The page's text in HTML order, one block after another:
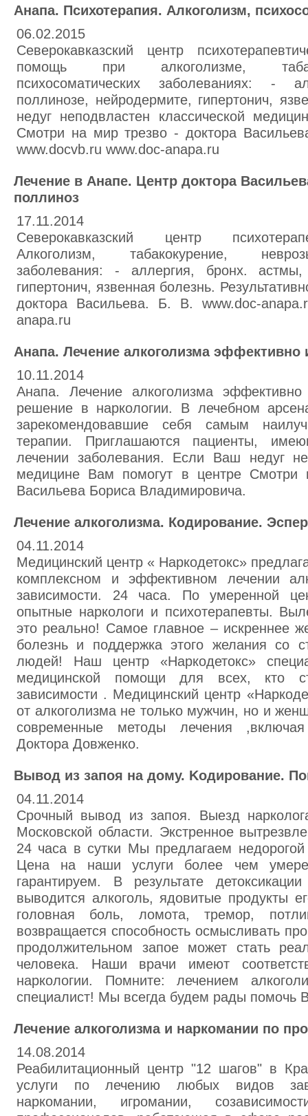
Анапа. Психотерапия. Алкоголизм,
06.02.2015
Северокавказский центр
помощь при алкоголизме,
психосоматических заболеваниях: -
поллинозе, нейродермите, гипертонич,
недуг неподвластен классической
Смотри на мир трезво - доктора
www.docvb.ru www.doc-anapa.ru
Лечение в Анапе. Центр доктора
поллиноз
17.11.2014
Северокавказский центр
Алкоголизм, табакокурение,
заболевания: - аллергия, бронх. астмы,
гипертонич, язвенная болезнь.
доктора Васильева. Б. В. www.doc-
anapa.ru
Анапа. Лечение алкоголизма эффективно
10.11.2014
Анапа. Лечение алкоголизма
решение в наркологии. В лечебном
зарекомендовавшие себя самым
терапии. Приглашаются пациенты,
лечении заболевания. Если Ваш недуг
медицине Вам помогут в центре Смотри
Васильева Бориса Владимировича.
Лечение алкоголизма. Кодирование.
04.11.2014
Медицинский центр « Наркодетокс»
комплексном и эффективном лечении
зависимости. 24 часа. По умеренной
опытные наркологи и психотерапевты.
это реально! Самое главное – искреннее
болезнь и поддержка этого желания со
людей! Наш центр «Наркодетокс»
медицинской помощи для всех, кто
зависимости . Медицинский центр
от алкоголизма не только мужчин, но и
современные методы лечения
Доктора Довженко.
Вывод из запоя на дому. Kодирование.
04.11.2014
Срочный вывод из запоя. Выезд
Московской области. Экстренное
24 часа в сутки Мы предлагаем
Цена на наши услуги более чем
гарантируем. В результате
выводится алкоголь, ядовитые продукты
головная боль, ломота, тремор,
возвращается способность осмысливать
продолжительном запое может стать
человека. Наши врачи имеют
наркологии. Помните: лечением
специалист! Мы всегда будем рады помочь
Лечение алкоголизма и наркомании по
14.08.2014
Реабилитационный центр "12 шагов" в
услуги по лечению любых видов
наркомании, игромании,